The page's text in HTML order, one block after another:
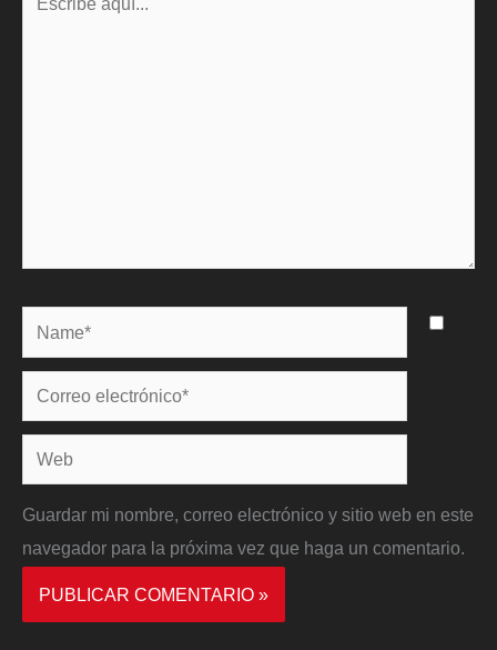
Name*
Correo
electrónico*
Web
Guardar mi nombre, correo electrónico y sitio web en este
navegador para la próxima vez que haga un comentario.